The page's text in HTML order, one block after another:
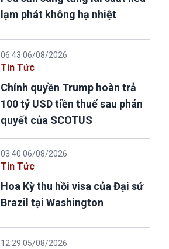
lạm phát không hạ nhiệt
06:43 06/08/2026
Tin Tức
Chính quyền Trump hoàn trả
100 tỷ USD tiền thuế sau phán
quyết của SCOTUS
03:40 06/08/2026
Tin Tức
Hoa Kỳ thu hồi visa của Đại sứ
Brazil tại Washington
12:29 05/08/2026